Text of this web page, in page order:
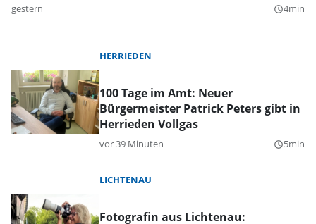
gestern query_builder4min
HERRIEDEN
100 Tage im Amt: Neuer
Bürgermeister Patrick Peters gibt in
Herrieden Vollgas
vor 39 Minuten query_builder5min
LICHTENAU
Fotografin aus Lichtenau: